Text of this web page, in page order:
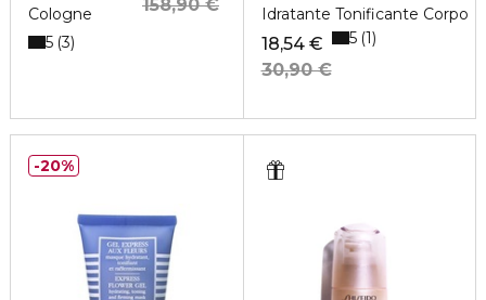
Cologne
158,90 €
5 3
Idratante Tonificante Corpo
18,54 €
30,90 €
5 1
20%